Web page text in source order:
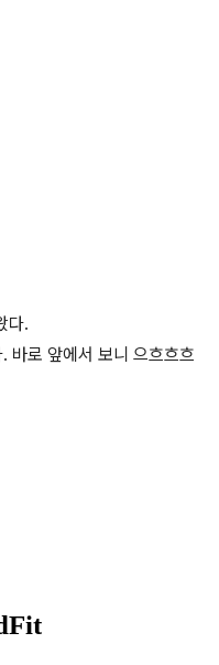
다.
바로 앞에서 보니 으흐흐흐